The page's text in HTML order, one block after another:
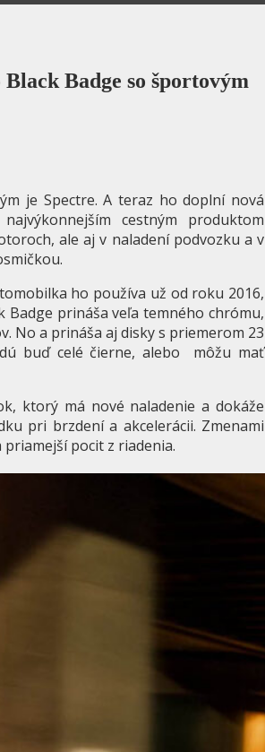
Badge so športovým
je Spectre. A teraz ho doplní nová
cestným produktom
ale aj v naladení podvozku a v
ho používa už od roku 2016,
Badge prináša veľa temného chrómu,
No a prináša aj disky s priemerom 23
buď celé čierne, alebo
môžu mať
ktorý má nové naladenie a dokáže
pri brzdení a akcelerácii. Zmenami
pocit z riadenia.